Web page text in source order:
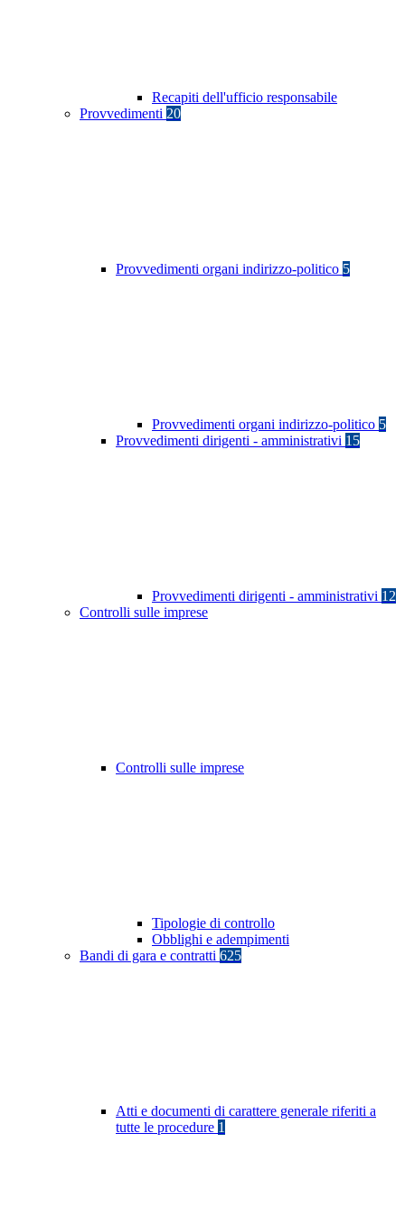
Recapiti dell'ufficio responsabile
Provvedimenti 20
Provvedimenti organi indirizzo-politico 5
Provvedimenti organi indirizzo-politico 5
Provvedimenti dirigenti - amministrativi 15
Provvedimenti dirigenti - amministrativi 12
Controlli sulle imprese
Controlli sulle imprese
Tipologie di controllo
Obblighi e adempimenti
Bandi di gara e contratti 625
Atti e documenti di carattere generale riferiti a
tutte le procedure 1